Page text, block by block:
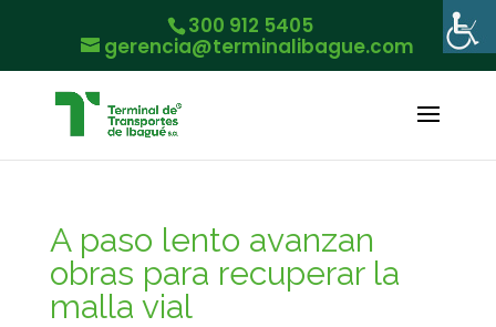
300 912 5405
gerencia@terminalibague.com
A paso lento avanzan
obras para recuperar la
malla vial